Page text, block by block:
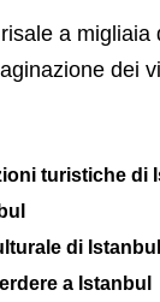
a
dei
turistiche di
di Istanbul
a Istanbul